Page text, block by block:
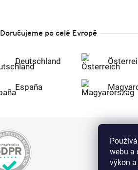
webu a
výkon
Doručujeme po celé Evropě
Deutschland
España